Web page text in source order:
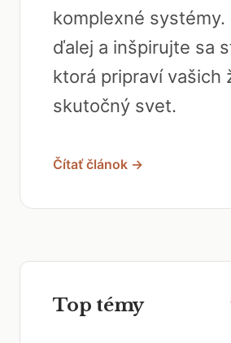
komplexné systémy.
ďalej a inšpirujte sa
ktorá pripraví vašich
skutočný svet.
Čítať článok →
Top témy